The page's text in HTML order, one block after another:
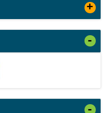
+
-
-